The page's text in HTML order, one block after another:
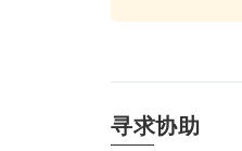
寻求协助